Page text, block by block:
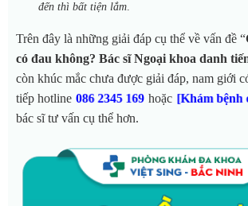
đến thì bất tiện lắm.
Trên đây là những giải đáp cụ thể về vấn đề “
có đau không? Bác sĩ Ngoại khoa danh
còn khúc mắc chưa được giải đáp, nam giới
tiếp hotline 086 2345 169 hoặc [Khám bệnh
bác sĩ tư vấn cụ thể hơn.